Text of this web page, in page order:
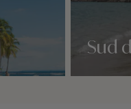
Sud